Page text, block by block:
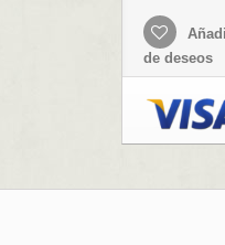
de deseos